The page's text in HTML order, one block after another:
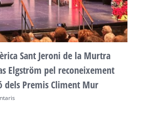
Sant Jeroni de la Murtra
Elgström pel reconeixement
dels Premis Climent Mur